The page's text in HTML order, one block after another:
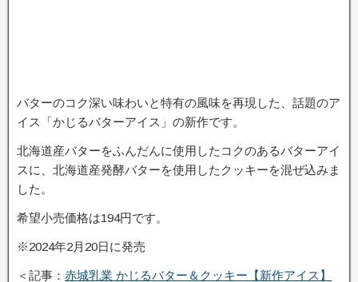
バターのコク深い味わいと特有の風味を再現した、話題のア
イス「かじるバターアイス」の新作です。
北海道産バターをふんだんに使用したコクのあるバターアイ
スに、北海道産発酵バターを使用したクッキーを混ぜ込みま
した。
希望小売価格は194円です。
※2024年2月20日に発売
＜記事： 赤城乳業 かじるバター＆クッキー【新作アイス】